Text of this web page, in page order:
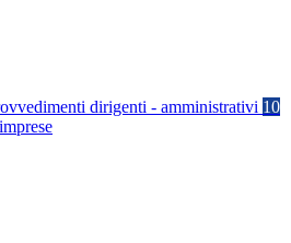
dirigenti - amministrativi 10